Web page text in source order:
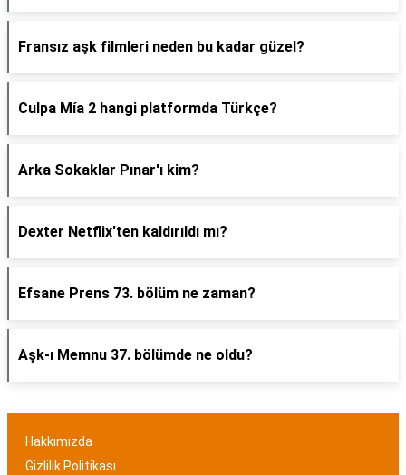
Fransız aşk filmleri neden bu kadar güzel?
Culpa Mía 2 hangi platformda Türkçe?
Arka Sokaklar Pınar'ı kim?
Dexter Netflix'ten kaldırıldı mı?
Efsane Prens 73. bölüm ne zaman?
Aşk-ı Memnu 37. bölümde ne oldu?
Hakkımızda
Gizlilik Politikası